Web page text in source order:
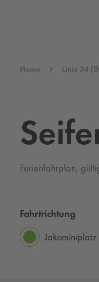
Home Linie 34
Ferienfahrplan,
Fahrtrichtung
Jakominiplatz